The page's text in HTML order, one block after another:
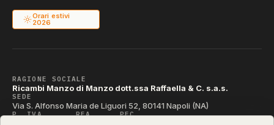
Orari estivi
2026
RAGIONE SOCIALE
Ricambi Manzo di Manzo dott.ssa Raffaella & C. s.a.s.
SEDE
Via S. Alfonso Maria de Liguori 52, 80141 Napoli (NA)
P. IVA REA PEC